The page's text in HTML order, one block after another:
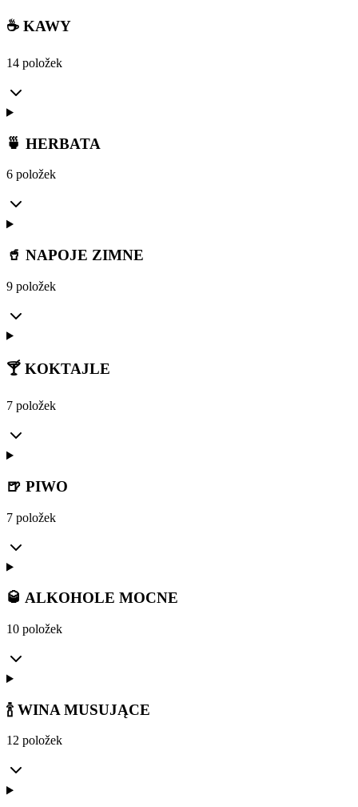
☕ KAWY
14 položek
🍵 HERBATA
6 položek
🥤 NAPOJE ZIMNE
9 položek
🍸 KOKTAJLE
7 položek
🍺 PIWO
7 položek
🥃 ALKOHOLE MOCNE
10 položek
🍾 WINA MUSUJĄCE
12 položek